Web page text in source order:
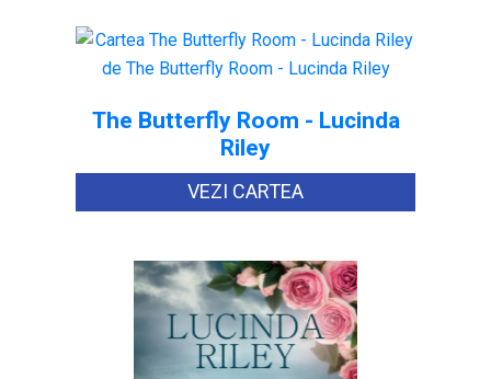
The Butterfly Room - Lucinda
Riley
VEZI CARTEA